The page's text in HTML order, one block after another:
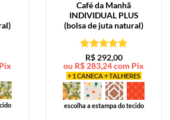
Café da Manhã
INDIVIDUAL PLUS
(bolsa de juta natural)
Avaliação5
de 5
R$292,00
ou R$ 283,24com Pix
+ 1 CANECA + TALHERES
escolha a estampa do tecido